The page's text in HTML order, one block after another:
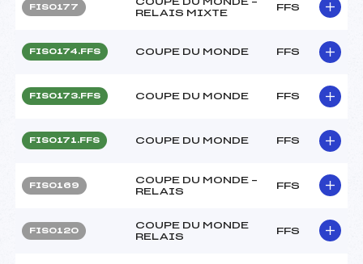
FIS0177
RELAIS MIXTE
FFS
FIS0174.FFS COUPE DU MONDE FFS
FIS0173.FFS COUPE DU MONDE FFS
FIS0171.FFS COUPE DU MONDE FFS
FIS0169
COUPE DU MONDE –
RELAIS
FFS
FIS0120
COUPE DU MONDE
RELAIS
FFS